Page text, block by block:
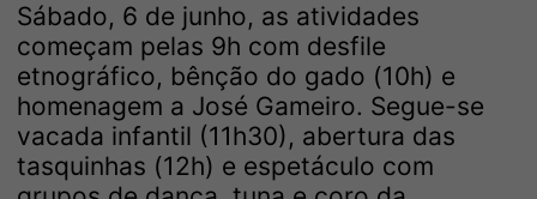
Sábado, 6 de junho, as atividades
começam pelas 9h com desfile
etnográfico, bênção do gado (10h) e
homenagem a José Gameiro. Segue-se
vacada infantil (11h30), abertura das
tasquinhas (12h) e espetáculo com